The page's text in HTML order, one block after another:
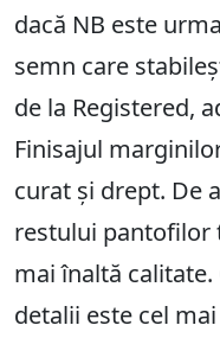
dacă NB este
semn care
de la Registered,
Finisajul
curat și drept. De
restului pantofilor
mai înaltă
detalii este cel